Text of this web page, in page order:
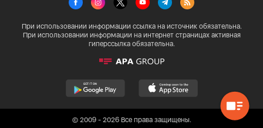
При использовании информации ссылка на источник обязательна.
При использовании информации на интернет страницах активная
гиперссылка обязательна.
© 2009 - 2026 Все права защищены.